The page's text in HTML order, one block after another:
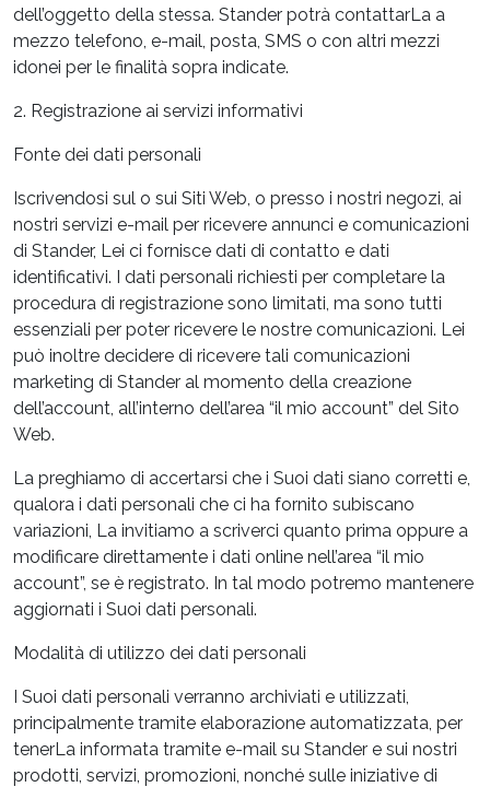
dell’oggetto della stessa. Stander potrà contattarLa a
mezzo telefono, e-mail, posta, SMS o con altri mezzi
idonei per le finalità sopra indicate.
2. Registrazione ai servizi informativi
Fonte dei dati personali
Iscrivendosi sul o sui Siti Web, o presso i nostri negozi, ai
nostri servizi e-mail per ricevere annunci e comunicazioni
di Stander, Lei ci fornisce dati di contatto e dati
identificativi. I dati personali richiesti per completare la
procedura di registrazione sono limitati, ma sono tutti
essenziali per poter ricevere le nostre comunicazioni. Lei
può inoltre decidere di ricevere tali comunicazioni
marketing di Stander al momento della creazione
dell’account, all’interno dell’area “il mio account” del Sito
Web.
La preghiamo di accertarsi che i Suoi dati siano corretti e,
qualora i dati personali che ci ha fornito subiscano
variazioni, La invitiamo a scriverci quanto prima oppure a
modificare direttamente i dati online nell’area “il mio
account”, se è registrato. In tal modo potremo mantenere
aggiornati i Suoi dati personali.
Modalità di utilizzo dei dati personali
I Suoi dati personali verranno archiviati e utilizzati,
principalmente tramite elaborazione automatizzata, per
tenerLa informata tramite e-mail su Stander e sui nostri
prodotti, servizi, promozioni, nonché sulle iniziative di